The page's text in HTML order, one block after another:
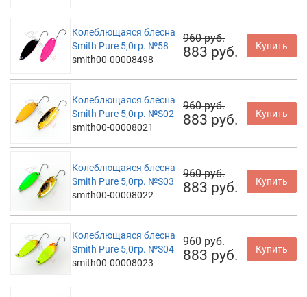
Колеблющаяся блесна
Smith Pure 5,0гр. №58
smith00-00008498
960 руб.
883 руб. Купить
Колеблющаяся блесна
Smith Pure 5,0гр. №S02
smith00-00008021
960 руб.
883 руб. Купить
Колеблющаяся блесна
Smith Pure 5,0гр. №S03
smith00-00008022
960 руб.
883 руб. Купить
Колеблющаяся блесна
Smith Pure 5,0гр. №S04
smith00-00008023
960 руб.
883 руб. Купить